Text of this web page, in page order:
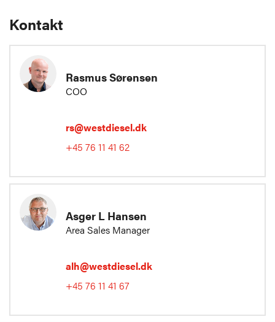
Kontakt
Rasmus Sørensen
COO
rs@westdiesel.dk
+45 76 11 41 62
Asger L Hansen
Area Sales Manager
alh@westdiesel.dk
+45 76 11 41 67